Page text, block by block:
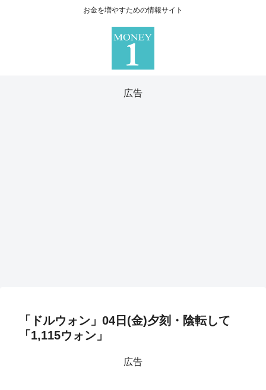
お金を増やすための情報サイト
広告
「ドルウォン」04日(金)夕刻・陰転して
「1,115ウォン」
広告